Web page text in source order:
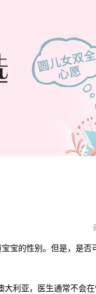
的性别。但是，是否
亚，医生通常不会在